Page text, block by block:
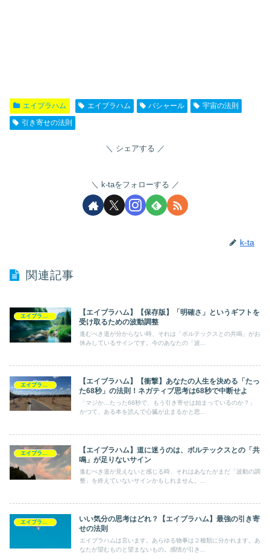
エイブラハム エイブラハム バシャール
宇宙の法則
引き寄せの法則
シェアする
k-taをフォローする
k-ta
関連記事
【エイブラハム】【保存版】「明確さ」というギフトを
受け取るための波動調整
進むべき道が分からない時、それは「ボルテックスとの共鳴」がお
休みしているサインです。今のあなたの「波...
【エイブラハム】【衝撃】あなたの人生を決める「たっ
た68秒」の法則！ネガティブ思考は68秒で中断せよ
「マジか…たった68秒で、もう引き寄せは始まっているのか？」
かつて、ある本を読んで心臓が止まるかと思...
エイブラハム
【エイブラハム】道に迷うのは、ボルテックスとの「共
鳴」が足りないサイン
進むべき道が見えないと感じる時、それはあなたがまだ「波動の調
整」を終えていないサインかもしれません。...
エイブラハム
いい気分の思考はどれ？【エイブラハム】最強の引き寄
せの法則
エイブラハムは言います。あらゆる物事は２種類に分かれます。あ
なたが望むものと望まないもの。感情が引き...